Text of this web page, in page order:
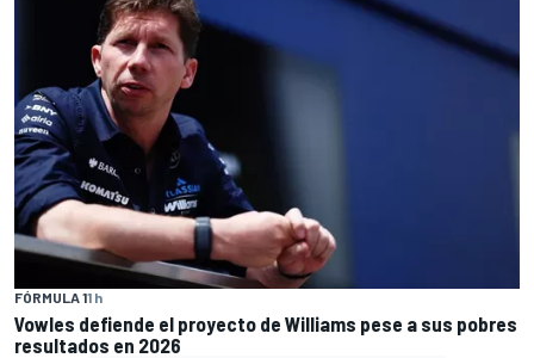
FÓRMULA 11 h
Vowles defiende el proyecto de Williams pese a sus pobres
resultados en 2026